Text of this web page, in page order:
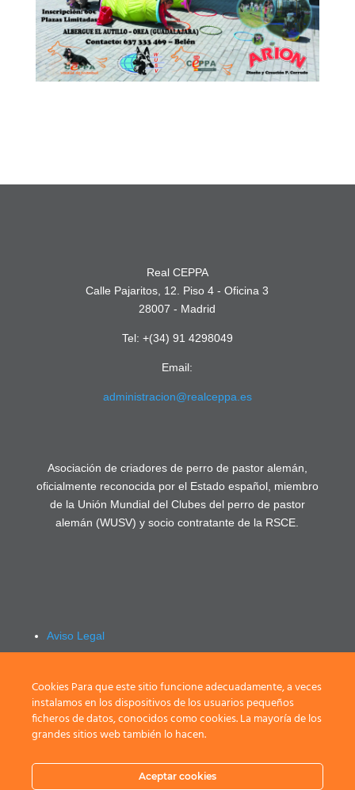
Real CEPPA
Calle Pajaritos, 12. Piso 4 - Oficina 3
28007 - Madrid
Tel: +(34) 91 4298049
Email:
administracion@realceppa.es
Asociación de criadores de perro de pastor alemán,
oficialmente reconocida por el Estado español, miembro
de la Unión Mundial del Clubes del perro de pastor
alemán (WUSV) y socio contratante de la RSCE.
Aviso Legal
Política de privacidad
Cookies Para que este sitio funcione adecuadamente, a veces
instalamos en los dispositivos de los usuarios pequeños
ficheros de datos, conocidos como cookies. La mayoría de los
grandes sitios web también lo hacen.
Aceptar cookies